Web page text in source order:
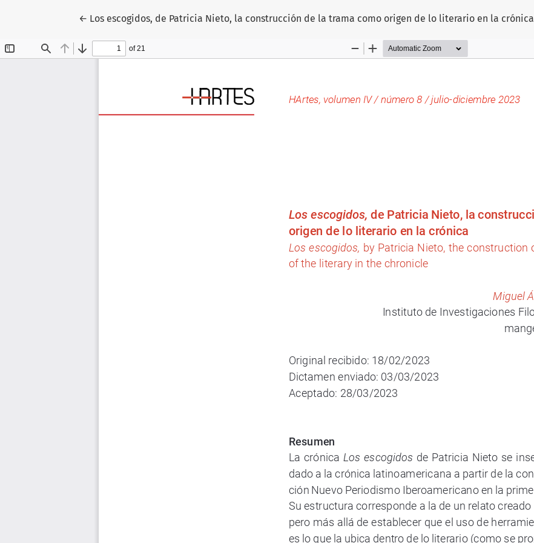
← Volver a los detalles del artículo
Los escogidos, de Patricia Nieto, la construcción de la trama como origen de lo literario en la crónica